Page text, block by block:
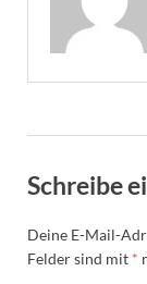
Schreibe
Deine E-Mail-
Felder sind mit *